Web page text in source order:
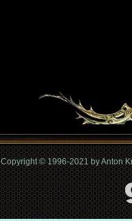
Copyright © 1996-2021 by Anton